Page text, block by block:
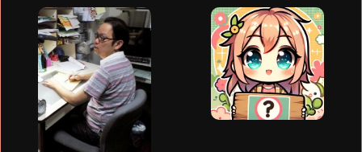
Inui Sadaharu
Tsuda Kenjirou